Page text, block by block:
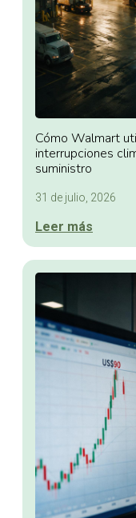
Cómo Walmart
interrupciones
suministro
31 de julio, 2026
Leer más